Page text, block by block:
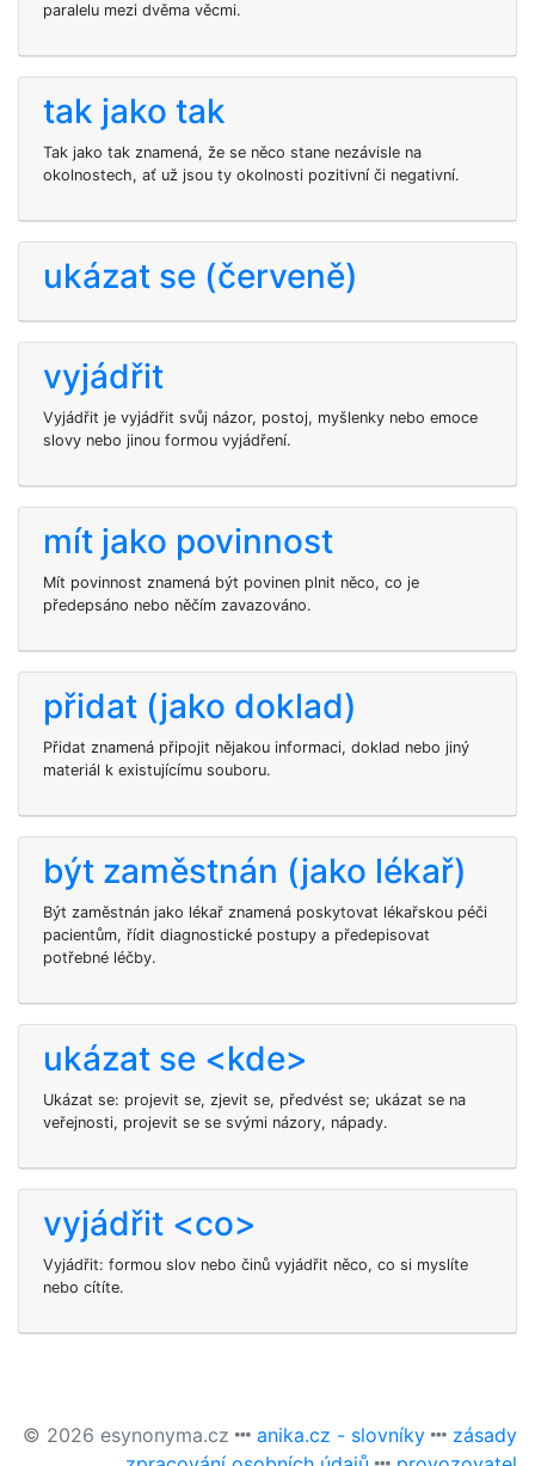
paralelu mezi dvěma věcmi.
tak jako tak
Tak jako tak znamená, že se něco stane nezávisle na
okolnostech, ať už jsou ty okolnosti pozitivní či negativní.
ukázat se (červeně)
vyjádřit
Vyjádřit je vyjádřit svůj názor, postoj, myšlenky nebo emoce
slovy nebo jinou formou vyjádření.
mít jako povinnost
Mít povinnost znamená být povinen plnit něco, co je
předepsáno nebo něčím zavazováno.
přidat (jako doklad)
Přidat znamená připojit nějakou informaci, doklad nebo jiný
materiál k existujícímu souboru.
být zaměstnán (jako lékař)
Být zaměstnán jako lékař znamená poskytovat lékařskou péči
pacientům, řídit diagnostické postupy a předepisovat
potřebné léčby.
ukázat se <kde>
Ukázat se: projevit se, zjevit se, předvést se; ukázat se na
veřejnosti, projevit se se svými názory, nápady.
vyjádřit <co>
Vyjádřit: formou slov nebo činů vyjádřit něco, co si myslíte
nebo cítíte.
© 2026 esynonyma.cz anika.cz - slovníky
zásady